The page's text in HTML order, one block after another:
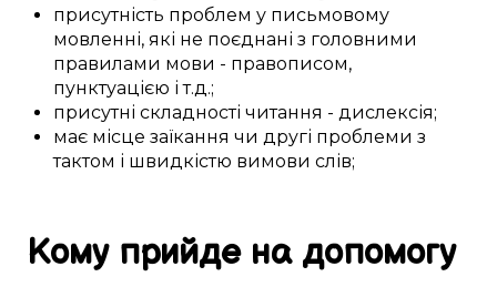
присутність проблем у письмовому
мовленні, які не поєднані з головними
правилами мови - правописом,
пунктуацією іт.д.;
присутні складності читання - дислексія;
має місце заїкання чи другі проблеми з
тактом і швидкістю вимови слів;
Кому прийде на допомогу